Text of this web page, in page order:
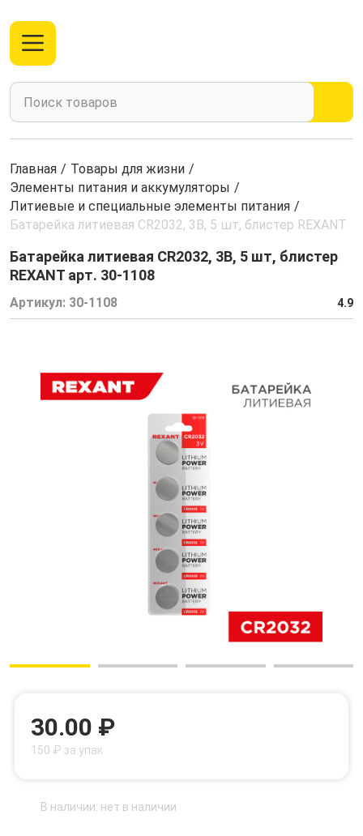
Главная / Товары для жизни /
Элементы питания и аккумуляторы /
Литиевые и специальные элементы питания /
Батарейка литиевая CR2032, 3В, 5 шт, блистер REXANT
Батарейка литиевая CR2032, 3В, 5 шт, блистер
REXANT арт. 30-1108
Артикул: 30-1108 4.9
30.00 ₽
150 ₽ за упак
В наличии: нет в наличии